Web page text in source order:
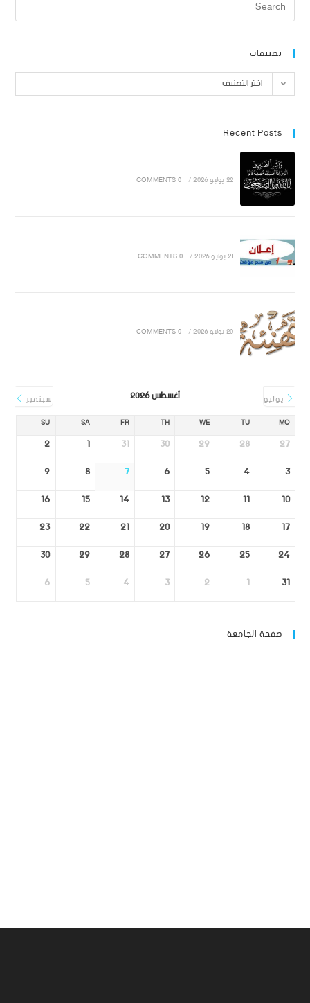
تصنيفات
اختر التصنيف
Recent Posts
22 يوليو 2026 /
0 COMMENTS
21 يوليو 2026 /
0 COMMENTS
20 يوليو 2026 /
0 COMMENTS
يوليو أغسطس 2026 سبتمبر
MO
TU
WE
TH
FR
SA
SU
27
28
29
30
31
1
2
3
4
5
6
7
8
9
10
11
12
13
14
15
16
17
18
19
20
21
22
23
24
25
26
27
28
29
30
31
1
2
3
4
5
6
صفحة الجامعة